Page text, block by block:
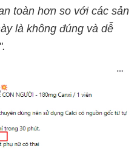
toàn hơn so với các sản
là không đúng và dễ